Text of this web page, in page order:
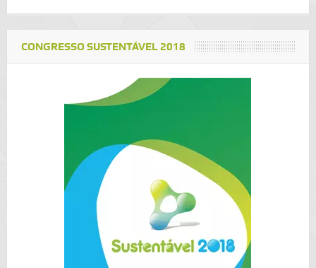
CONGRESSO SUSTENTÁVEL 2018